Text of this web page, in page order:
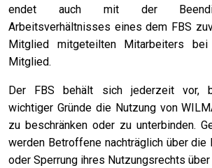
endet auch mit der
Arbeitsverhältnisses eines dem FBS
Mitglied mitgeteilten Mitarbeiters
Mitglied.
Der FBS behält sich jederzeit vor,
wichtiger Gründe die Nutzung von
zu beschränken oder zu unterbinden.
werden Betroffene nachträglich über die
oder Sperrung ihres Nutzungsrechts